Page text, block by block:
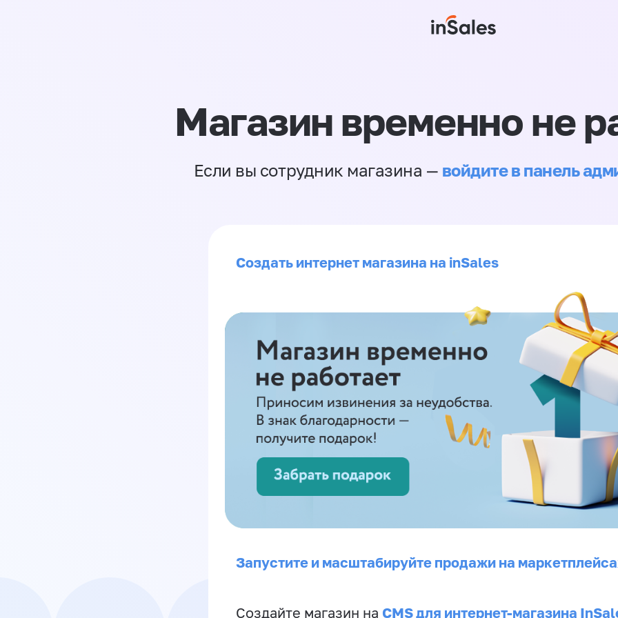
Магазин временно не
Если вы сотрудник магазина — войдите в панель
Создать интернет магазина на inSales
Запустите и масштабируйте продажи на
Создайте магазин на CMS для интернет-магазина